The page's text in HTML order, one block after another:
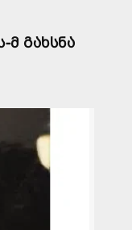
ᲒᲐᲮᲡᲜᲐ